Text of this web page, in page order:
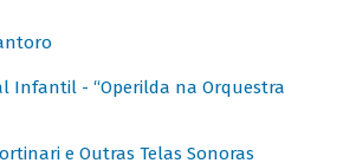
Infantil - “Operilda na Orquestra
e Outras Telas Sonoras